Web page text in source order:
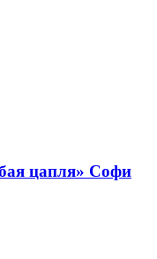
цапля» Софи